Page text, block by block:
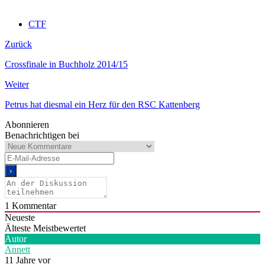
CTF
Zurück
Crossfinale in Buchholz 2014/15
Weiter
Petrus hat diesmal ein Herz für den RSC Kattenberg
Abonnieren
Benachrichtigen bei
1 Kommentar
Neueste
Älteste Meistbewertet
Autor
Annett
11 Jahre vor